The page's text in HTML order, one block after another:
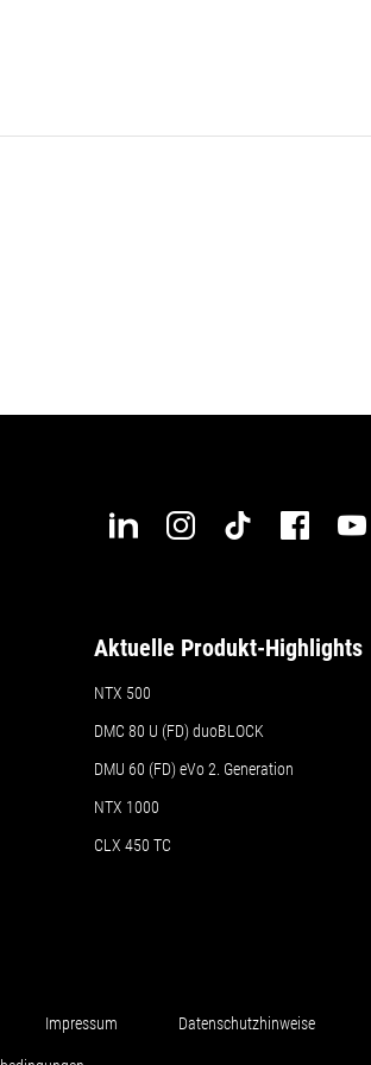
Aktuelle Produkt-Highlights
NTX 500
DMC 80 U (FD) duoBLOCK
DMU 60 (FD) eVo 2. Generation
NTX 1000
CLX 450 TC
Impressum Datenschutzhinweise